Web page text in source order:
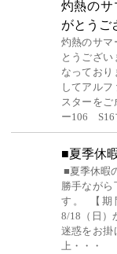
灼熱のサ
がとうご
灼熱のサマ
とうござ
なっており
してアル
スターをご
ー106 S16
■夏季休
■夏季休暇
勝手ながら
す。 【期
8/18（日）
迷惑をお掛
上・・・